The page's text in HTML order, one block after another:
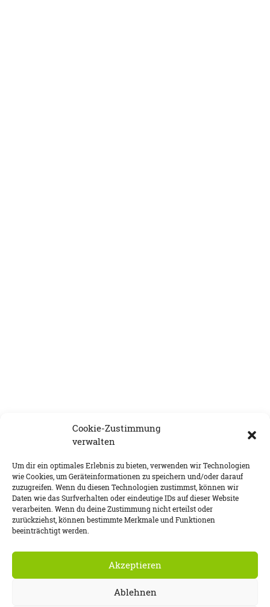
Cookie-Zustimmung
verwalten
Um dir ein optimales Erlebnis zu bieten, verwenden wir Technologien
wie Cookies, um Geräteinformationen zu speichern und/oder darauf
zuzugreifen. Wenn du diesen Technologien zustimmst, können wir
Daten wie das Surfverhalten oder eindeutige IDs auf dieser Website
verarbeiten. Wenn du deine Zustimmung nicht erteilst oder
zurückziehst, können bestimmte Merkmale und Funktionen
beeinträchtigt werden.
Akzeptieren
Ablehnen
DATENSCHUTZ IMPRESSUM COOKIE-RICHTLINIE (EU)